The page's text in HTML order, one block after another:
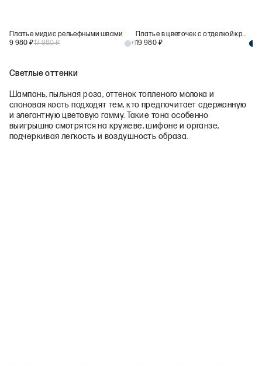
Платье миди с рельефными швами
9 980 ₽17 980₽ +1
Платье в цветочек с отделкой кружевом
19 980 ₽
Светлые оттенки
Шампань, пыльная роза, оттенок топленого молока и
слоновая кость подходят тем, кто предпочитает сдержанную
и элегантную цветовую гамму. Такие тона особенно
выигрышно смотрятся на кружеве, шифоне и органзе,
подчеркивая легкость и воздушность образа.